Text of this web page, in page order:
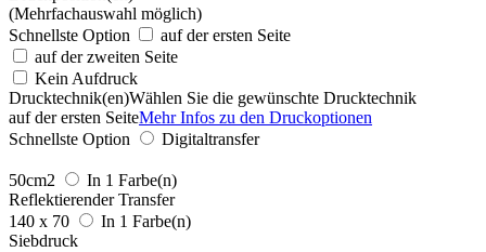
(Mehrfachauswahl möglich)
Schnellste Option
auf der ersten Seite
auf der zweiten Seite
Kein Aufdruck
Drucktechnik(en)Wählen Sie die gewünschte Drucktechnik
auf der ersten SeiteMehr Infos zu den Druckoptionen
Schnellste Option
Digitaltransfer
50cm2
In 1 Farbe(n)
Reflektierender Transfer
140 x 70
In 1 Farbe(n)
Siebdruck